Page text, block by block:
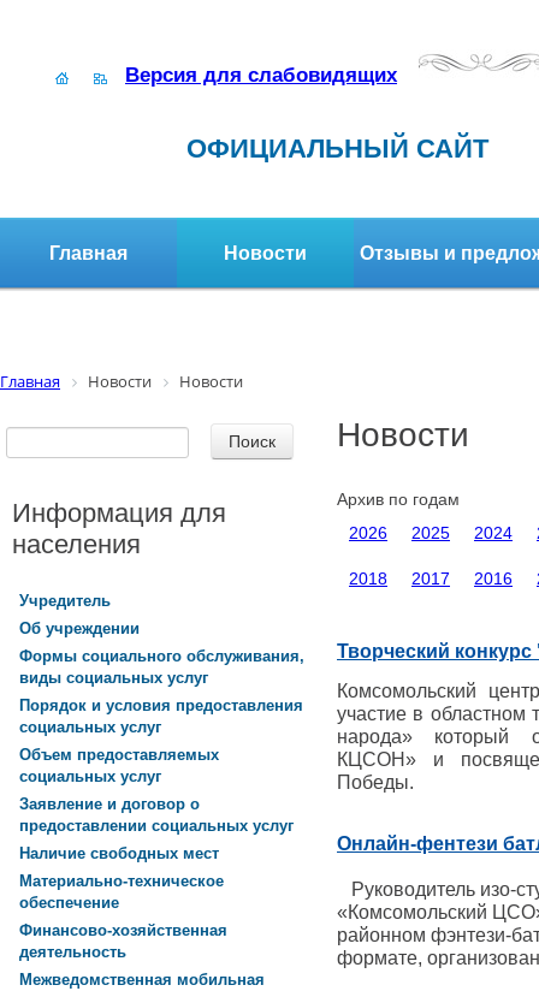
Версия для слабовидящих
ОФИЦИАЛЬНЫЙ САЙТ
Главная Новости Отзывы и
Главная Новости Новости
Новости
Архив по годам
2026
2025 2024
2018 2017 2016
Творческий
Комсомольский
участие в областном
народа» который
КЦСОН» и
Победы.
Онлайн-фентези
Руководитель изо-
«Комсомольский
районном фэнтези-
формате,
Информация для
населения
Учредитель
Об учреждении
Формы социального обслуживания,
виды социальных услуг
Порядок и условия предоставления
социальных услуг
Объем предоставляемых
социальных услуг
Заявление и договор о
предоставлении социальных услуг
Наличие свободных мест
Материально-техническое
обеспечение
Финансово-хозяйственная
деятельность
Межведомственная мобильная